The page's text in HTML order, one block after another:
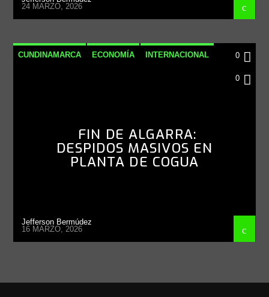
24 MARZO, 2026
CUNDINAMARCA ECONOMÍA INTERNACIONAL 0
0
FIN DE ALGARRA:
DESPIDOS MASIVOS EN
PLANTA DE COGUA
Jefferson Bermúdez
16 MARZO, 2026